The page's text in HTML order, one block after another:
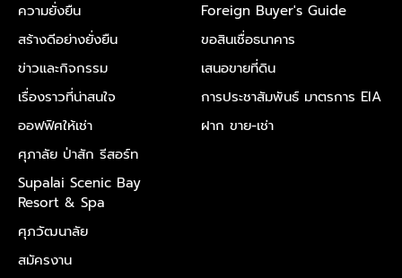
ความยั่งยืน
สร้างดีอย่างยั่งยืน
ข่าวและกิจกรรม
เรื่องราวที่น่าสนใจ
ออฟฟิศให้เช่า
ศุภาลัย ป่าสัก รีสอร์ท
Supalai Scenic Bay
Resort & Spa
ศุภวัฒนาลัย
สมัครงาน
Foreign Buyer's Guide
ขอสินเชื่อธนาคาร
เสนอขายที่ดิน
การประชาสัมพันธ์ มาตรการ EIA
ฝาก ขาย-เช่า